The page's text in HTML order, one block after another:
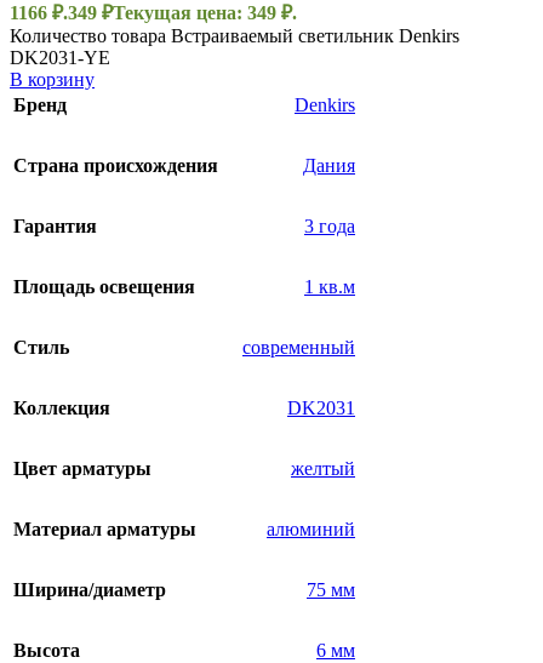
1166 ₽.349 ₽Текущая цена: 349 ₽.
Количество товара Встраиваемый светильник Denkirs
DK2031-YE
В корзину
Бренд
Denkirs
Страна происхождения Дания
Гарантия 3 года
Площадь освещения 1 кв.м
Стиль современный
Коллекция DK2031
Цвет арматуры желтый
Материал арматуры алюминий
Ширина/диаметр 75 мм
Высота 6 мм